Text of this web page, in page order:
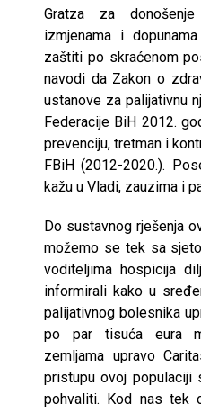
Gratza za
izmjenama i
zaštiti po skraćenom
navodi da Zakon o
ustanove za palijativnu
Federacije BiH 2012.
prevenciju, tretman i
FBiH (2012-2020.).
kažu u Vladi, zauzima i
Do sustavnog rješenja
možemo se tek sa
voditeljima hospicija
informirali kako u
palijativnog bolesnika
po par tisuća eura
zemljama upravo
pristupu ovoj
pohvaliti. Kod nas tek